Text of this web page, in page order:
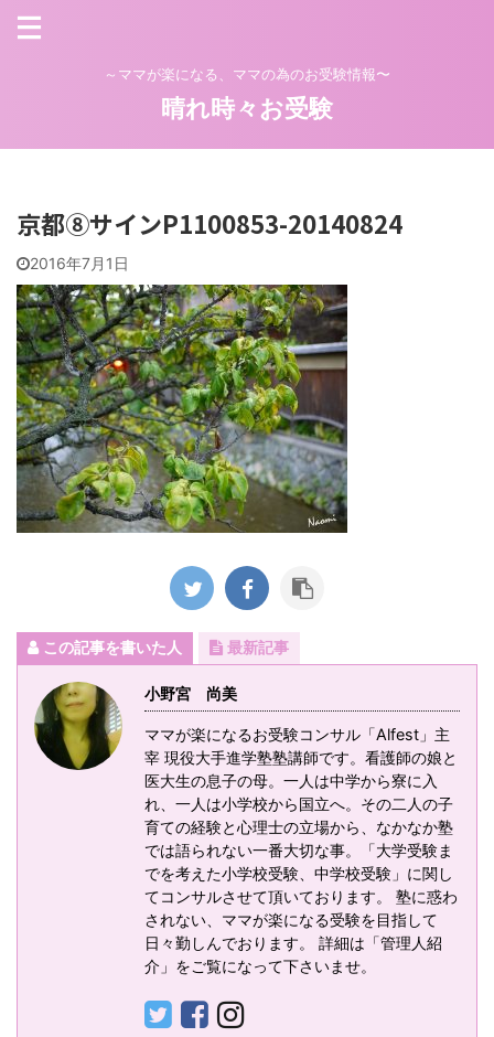
～ママが楽になる、ママの為のお受験情報〜
晴れ時々お受験
京都⑧サインP1100853-20140824
2016年7月1日
この記事を書いた人 最新記事
小野宮 尚美
ママが楽になるお受験コンサル「Alfest」主
宰 現役大手進学塾塾講師です。看護師の娘と
医大生の息子の母。一人は中学から寮に入
れ、一人は小学校から国立へ。その二人の子
育ての経験と心理士の立場から、なかなか塾
では語られない一番大切な事。「大学受験ま
でを考えた小学校受験、中学校受験」に関し
てコンサルさせて頂いております。 塾に惑わ
されない、ママが楽になる受験を目指して
日々勤しんでおります。 詳細は「管理人紹
介」をご覧になって下さいませ。